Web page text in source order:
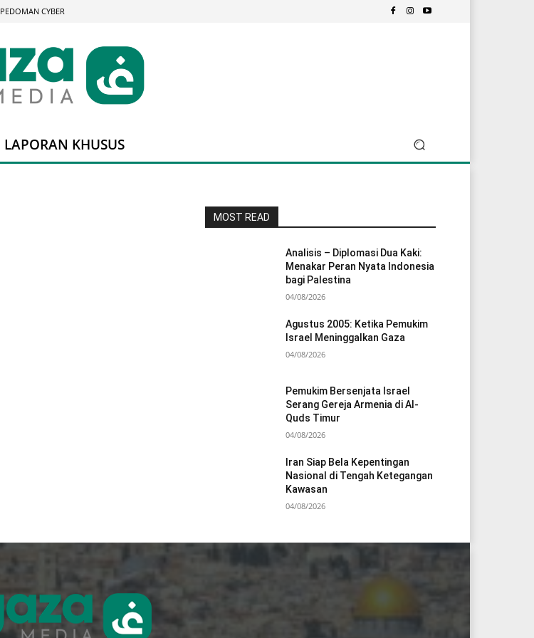
PEDOMAN CYBER
LAPORAN KHUSUS
MOST READ
Analisis – Diplomasi Dua Kaki:
Menakar Peran Nyata Indonesia
bagi Palestina
04/08/2026
Agustus 2005: Ketika Pemukim
Israel Meninggalkan Gaza
04/08/2026
Pemukim Bersenjata Israel
Serang Gereja Armenia di Al-
Quds Timur
04/08/2026
Iran Siap Bela Kepentingan
Nasional di Tengah Ketegangan
Kawasan
04/08/2026